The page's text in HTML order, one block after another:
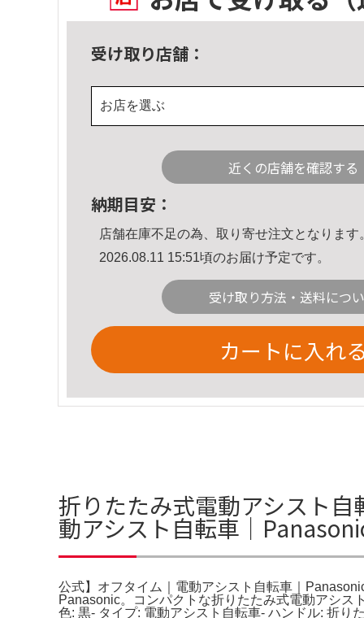
受け取り店舗：
お店を選ぶ
近くの店舗を確認する
納期目安：
店舗在庫不足の為、取り寄せ注文となります
2026.08.11 15:51頃のお届け予定です。
受け取り方法・送料につ
カートに入れ
折りたたみ式電動アシスト
動アシスト自転車｜
公式】オフタイム｜電動アシスト自転車｜
Panasonic。コンパクトな折りたたみ式電動アシス
色: 黒- タイプ: 電動アシスト自転車- ハンドル: 折